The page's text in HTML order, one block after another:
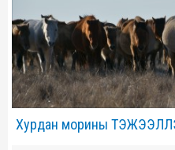
Хурдан морины